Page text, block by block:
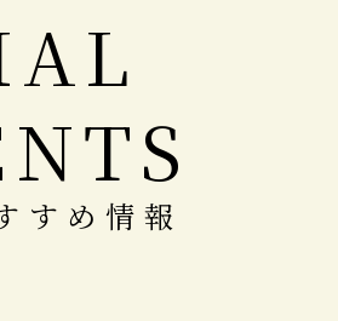
すめ情報